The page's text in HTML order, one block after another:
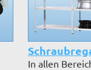
In allen